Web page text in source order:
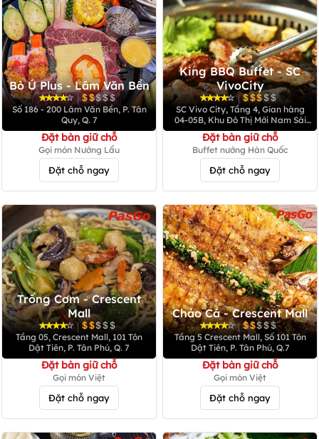
Bò Ú Plus - Lâm Văn Bền
|
Số 186 - 200 Lâm Văn Bền, P. Tân
Quy, Q. 7
Đặt bàn giữ chỗ
Gọi món Nướng Lẩu
Đặt chỗ ngay
King BBQ Buffet - SC
VivoCity
|
SC Vivo City, Tầng 4, Gian hàng
04-05B, Khu Đô Thị Mới Nam Sài
Gòn, 1058 ĐL Nguyễn văn Linh, P.
Tân Phong, Q. 7
Đặt bàn giữ chỗ
Buffet nướng Hàn Quốc
Đặt chỗ ngay
Trống Cơm - Crescent
Mall
|
Tầng 05, Crescent Mall, 101 Tôn
Dật Tiên, P. Tân Phú, Q. 7
Đặt bàn giữ chỗ
Gọi món Việt
Đặt chỗ ngay
Chảo Cá - Crescent Mall
|
Tầng 5 Crescent Mall, Số 101 Tôn
Dật Tiên, P. Tân Phú, Q.7
Đặt bàn giữ chỗ
Gọi món Việt
Đặt chỗ ngay